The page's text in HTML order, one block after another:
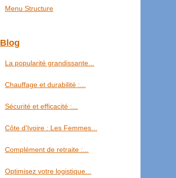
Menu Structure
Blog
La popularité grandissante...
Chauffage et durabilité :...
Sécurité et efficacité :...
Côte d'Ivoire : Les Femmes...
Complément de retraite :...
Optimisez votre logistique...